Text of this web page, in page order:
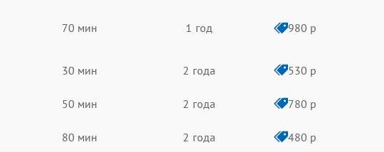
70 мин 1 год 980 р
30 мин 2 года 530 р
50 мин 2 года 780 р
80 мин 2 года 480 р